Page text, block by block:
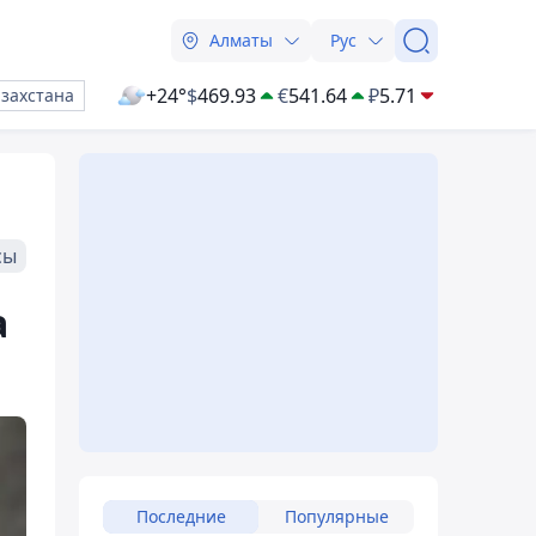
Алматы Рус
+24°$469.93 €541.64 ₽5.71
Последние Популярные